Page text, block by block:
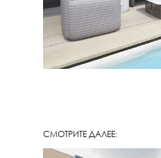
СМОТРИТЕ ДАЛЕЕ: